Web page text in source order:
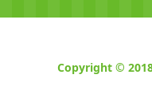
Copyright © 2018